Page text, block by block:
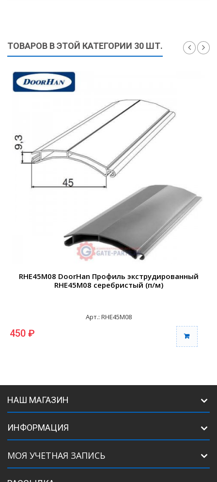
ТОВАРОВ В ЭТОЙ КАТЕГОРИИ 30 ШТ.
RHE45M08 DoorHan Профиль экструдированный
RHE45M08 серебристый (п/м)
Арт.: RHE45M08
450 ₽
НАШ МАГАЗИН
ИНФОРМАЦИЯ
МОЯ УЧЕТНАЯ ЗАПИСЬ